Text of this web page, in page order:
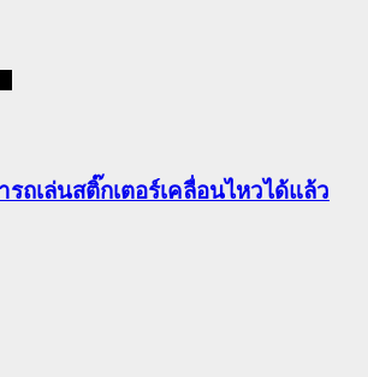
ถเล่นสติ๊กเตอร์เคลื่อนไหวได้แล้ว